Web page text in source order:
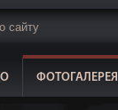
ФОТОГАЛЕРЕЯ